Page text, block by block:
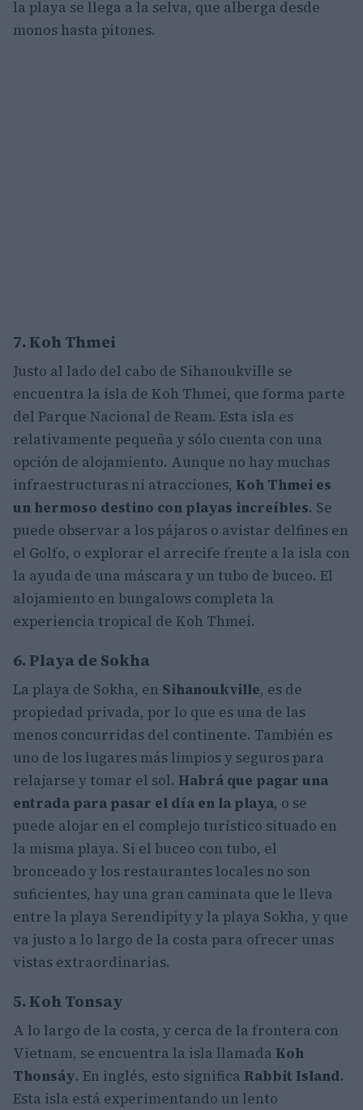
la playa se llega a la selva, que alberga desde
monos hasta pitones.
7. Koh Thmei
Justo al lado del cabo de Sihanoukville se
encuentra la isla de Koh Thmei, que forma parte
del Parque Nacional de Ream. Esta isla es
relativamente pequeña y sólo cuenta con una
opción de alojamiento. Aunque no hay muchas
infraestructuras ni atracciones, Koh Thmei es
un hermoso destino con playas increíbles. Se
puede observar a los pájaros o avistar delfines en
el Golfo, o explorar el arrecife frente a la isla con
la ayuda de una máscara y un tubo de buceo. El
alojamiento en bungalows completa la
experiencia tropical de Koh Thmei.
6. Playa de Sokha
La playa de Sokha, en Sihanoukville, es de
propiedad privada, por lo que es una de las
menos concurridas del continente. También es
uno de los lugares más limpios y seguros para
relajarse y tomar el sol. Habrá que pagar una
entrada para pasar el día en la playa, o se
puede alojar en el complejo turístico situado en
la misma playa. Si el buceo con tubo, el
bronceado y los restaurantes locales no son
suficientes, hay una gran caminata que le lleva
entre la playa Serendipity y la playa Sokha, y que
va justo a lo largo de la costa para ofrecer unas
vistas extraordinarias.
5. Koh Tonsay
A lo largo de la costa, y cerca de la frontera con
Vietnam, se encuentra la isla llamada Koh
Thonsáy. En inglés, esto significa Rabbit Island.
Esta isla está experimentando un lento